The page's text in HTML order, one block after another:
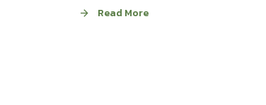
Read More